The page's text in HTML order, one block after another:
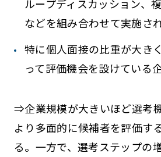
ループディスカッション、
などを組み合わせて実施さ
特に個人面接の比重が大き
って評価機会を設けている
⇒企業規模が大きいほど選考
より多面的に候補者を評価す
る。一方で、選考ステップの